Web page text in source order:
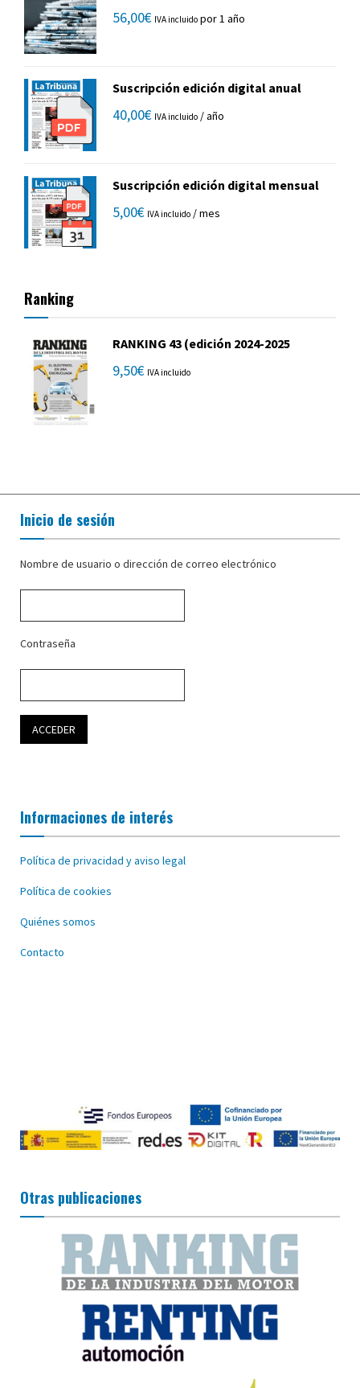
56,00€ IVA incluido por 1 año
Suscripción edición digital anual
40,00€ IVA incluido / año
Suscripción edición digital mensual
5,00€ IVA incluido / mes
Ranking
RANKING 43 (edición 2024-2025
9,50€ IVA incluido
Inicio de sesión
Nombre de usuario o dirección de correo electrónico
Contraseña
Informaciones de interés
Política de privacidad y aviso legal
Política de cookies
Quiénes somos
Contacto
Otras publicaciones